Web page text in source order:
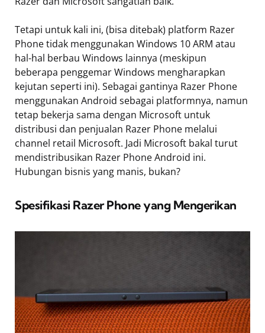
Tetapi untuk kali ini, (bisa ditebak) platform Razer
Phone tidak menggunakan Windows 10 ARM atau
hal-hal berbau Windows lainnya (meskipun
beberapa penggemar Windows mengharapkan
kejutan seperti ini). Sebagai gantinya Razer Phone
menggunakan Android sebagai platformnya, namun
tetap bekerja sama dengan Microsoft untuk
distribusi dan penjualan Razer Phone melalui
channel retail Microsoft. Jadi Microsoft bakal turut
mendistribusikan Razer Phone Android ini.
Hubungan bisnis yang manis, bukan?
Spesifikasi Razer Phone yang Mengerikan